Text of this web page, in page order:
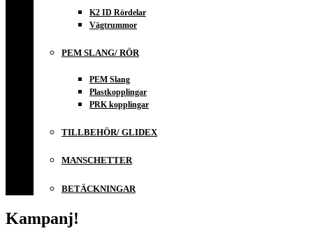
K2 ID Rördelar
Vägtrummor
PEM SLANG/ RÖR
PEM Slang
Plastkopplingar
PRK kopplingar
TILLBEHÖR/ GLIDEX
MANSCHETTER
BETÄCKNINGAR
Kampanj!